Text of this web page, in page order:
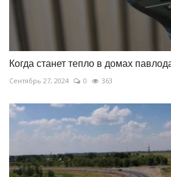
Когда станет тепло в домах
Сентябрь 27, 2024 0 363